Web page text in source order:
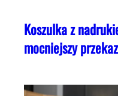
Koszulka z
mocniejszy